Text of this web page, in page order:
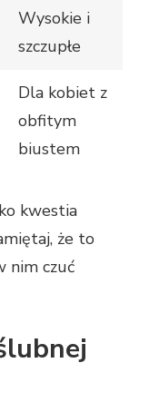
Wysokie i
szczupłe
Dla kobiet z
obfitym
biustem
kwestia
że to
nim czuć